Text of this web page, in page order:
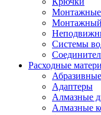
Монтажные
Системы
Расходные
Адаптеры
Алмазные
Алмазные